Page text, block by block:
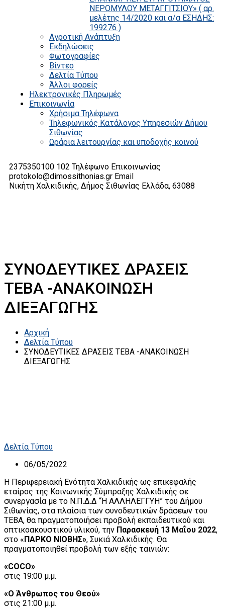
ΝΕΡΟΜΥΛΟΥ ΜΕΤΑΓΓΙΤΣΙΟΥ» ( αρ.
μελέτης 14/2020 και α/α ΕΣΗΔΗΣ:
199276 )
Αγροτική Ανάπτυξη
Εκδηλώσεις
Φωτογραφίες
Βίντεο
Δελτία Τύπου
Άλλοι φορείς
Ηλεκτρονικές Πληρωμές
Επικοινωνία
Χρήσιμα Τηλέφωνα
Τηλεφωνικός Κατάλογος Υπηρεσιών Δήμου
Σιθωνίας
Ωράρια λειτουργίας και υποδοχής κοινού
2375350100 102 Τηλέφωνο Επικοινωνίας
protokolo@dimossithonias.gr Email
Νικήτη Χαλκιδικής, Δήμος Σιθωνίας Ελλάδα, 63088
ΣΥΝΟΔΕΥΤΙΚΕΣ ΔΡΑΣΕΙΣ
ΤΕΒΑ -ΑΝΑΚΟΙΝΩΣΗ
ΔΙΕΞΑΓΩΓΗΣ
Αρχική
Δελτία Τύπου
ΣΥΝΟΔΕΥΤΙΚΕΣ ΔΡΑΣΕΙΣ ΤΕΒΑ -ΑΝΑΚΟΙΝΩΣΗ
ΔΙΕΞΑΓΩΓΗΣ
Δελτία Τύπου
06/05/2022
Η Περιφερειακή Ενότητα Χαλκιδικής ως επικεφαλής
εταίρος της Κοινωνικής Σύμπραξης Χαλκιδικής σε
συνεργασία με το Ν.Π.Δ.Δ “Η ΑΛΛΗΛΕΓΓΥΗ” του Δήμου
Σιθωνίας, στα πλαίσια των συνοδευτικών δράσεων του
ΤΕΒΑ, θα πραγματοποιήσει προβολή εκπαιδευτικού και
οπτικοακουστικού υλικού, την Παρασκευή 13 Μαΐου 2022,
στο «ΠΑΡΚΟ ΝΙΟΒΗΣ», Συκιά Χαλκιδικής. Θα
πραγματοποιηθεί προβολή των εξής ταινιών:
«COCO»
στις 19:00 μ.μ.
«O Άνθρωπος του Θεού»
στις 21:00 μ.μ.